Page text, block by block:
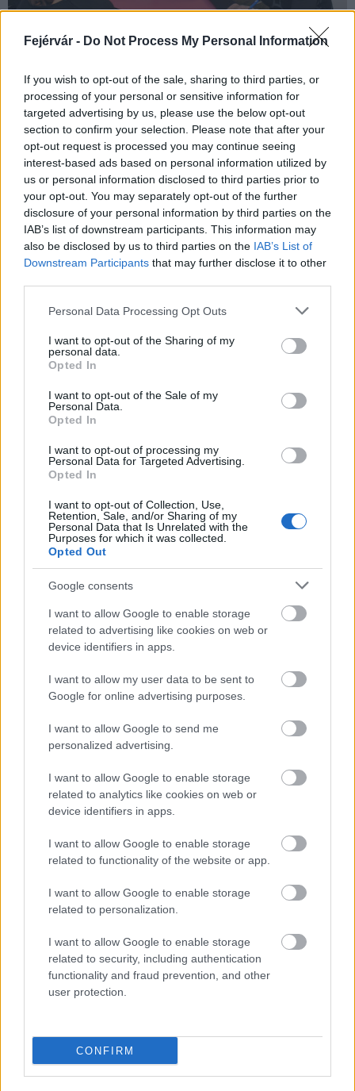
Fejérvár - Do Not Process My Personal Information
If you wish to opt-out of the sale, sharing to third parties, or
processing of your personal or sensitive information for
targeted advertising by us, please use the below opt-out
section to confirm your selection. Please note that after your
opt-out request is processed you may continue seeing
interest-based ads based on personal information utilized by
us or personal information disclosed to third parties prior to
your opt-out. You may separately opt-out of the further
disclosure of your personal information by third parties on the
IAB’s list of downstream participants. This information may
also be disclosed by us to third parties on the IAB’s List of
Downstream Participants that may further disclose it to other
Please note that this website/app uses one or more Google
not limited to your visit or usage behaviour. You may click to
grant or deny consent to Google and its third-party tags to
use your data for below specified purposes in below Google
consent section.
Personal Data Processing Opt Outs
I want to opt-out of the Sharing of my
personal data.
Opted In
I want to opt-out of the Sale of my
Personal Data.
Opted In
I want to opt-out of processing my
Personal Data for Targeted Advertising.
Opted In
I want to opt-out of Collection, Use,
Retention, Sale, and/or Sharing of my
Personal Data that Is Unrelated with the
Purposes for which it was collected.
Opted Out
Google consents
I want to allow Google to enable storage
related to advertising like cookies on web or
device identifiers in apps.
I want to allow my user data to be sent to
Google for online advertising purposes.
I want to allow Google to send me
personalized advertising.
I want to allow Google to enable storage
related to analytics like cookies on web or
device identifiers in apps.
I want to allow Google to enable storage
related to functionality of the website or app.
I want to allow Google to enable storage
related to personalization.
I want to allow Google to enable storage
related to security, including authentication
functionality and fraud prevention, and other
user protection.
CONFIRM
December 16-ig le kell adniuk igénylésüket azoknak az
egyetemi és főiskolai hallgatóknak, akik visszamenőleg
szeretnék megkapni az egész első félévre járó 350 ezer forintos
szabad felhasználású diákhitelt - közölte a Diákhitel Központ
pénteken az MTI-vel.
1
HÍRLEVÉL
szabályzatot!
LEGFRISSEBB
Országos hírek
Megérkezett az eső a Duna vízgyűjtőjére
Aktuális
Paks II.: Mit jelent az 5. blokk új
árnyékában?
Helyi hírek
Amire többmillióan vártunk: szombattól
másodfokúra csökken a riasztás
HIRDETÉS
LEGOLVASOTTABB